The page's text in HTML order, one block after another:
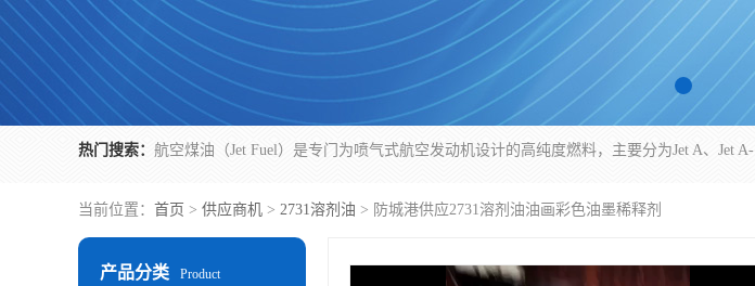
热门搜索：
当前位置： 首页 > 供应商机 > 2731溶剂油 > 防城港供应2731溶剂油油画彩色油墨稀释剂
产品分类 Product